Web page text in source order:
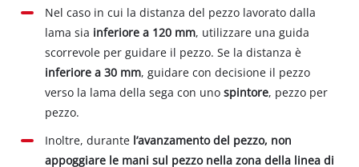
Nel caso in cui la distanza del pezzo lavorato dalla
lama sia inferiore a 120 mm, utilizzare una guida
scorrevole per guidare il pezzo. Se la distanza è
inferiore a 30 mm, guidare con decisione il pezzo
verso la lama della sega con unospintore, pezzo per
pezzo.
Inoltre, durante l’avanzamento del pezzo, non
appoggiare le mani sul pezzo nella zona della linea di